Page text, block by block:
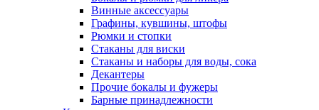
Винные аксессуары
Графины, кувшины, штофы
Рюмки и стопки
Стаканы для виски
Стаканы и наборы для воды, сока
Декантеры
Прочие бокалы и фужеры
Барные принадлежности